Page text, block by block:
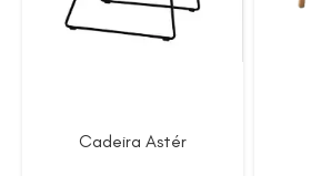
Cadeira Astér